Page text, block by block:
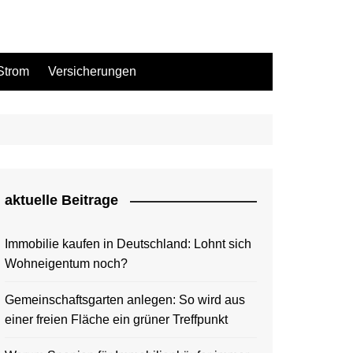
Versicherungen
aktuelle Beitrage
Immobilie kaufen in Deutschland: Lohnt sich
Wohneigentum noch?
Gemeinschaftsgarten anlegen: So wird aus
einer freien Fläche ein grüner Treffpunkt